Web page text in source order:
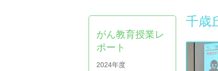
がん教育授業レ
ポート
2024年度
千歳